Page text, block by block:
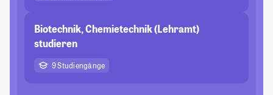
Biotechnik, Chemietechnik (Lehramt)
studieren
9 Studiengänge